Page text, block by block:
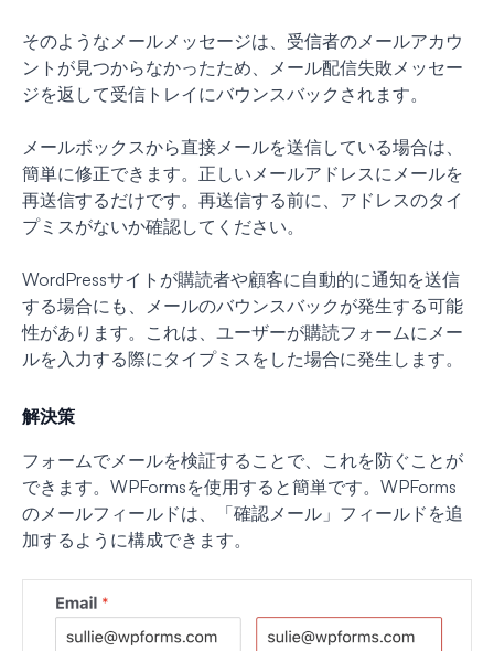
そのようなメールメッセージは、受信者のメールアカウ
ントが見つからなかったため、メール配信失敗メッセー
ジを返して受信トレイにバウンスバックされます。
メールボックスから直接メールを送信している場合は、
簡単に修正できます。正しいメールアドレスにメールを
再送信するだけです。再送信する前に、アドレスのタイ
プミスがないか確認してください。
WordPressサイトが購読者や顧客に自動的に通知を送信
する場合にも、メールのバウンスバックが発生する可能
性があります。これは、ユーザーが購読フォームにメー
ルを入力する際にタイプミスをした場合に発生します。
解決策
フォームでメールを検証することで、これを防ぐことが
できます。WPFormsを使用すると簡単です。WPForms
のメールフィールドは、「確認メール」フィールドを追
加するように構成できます。